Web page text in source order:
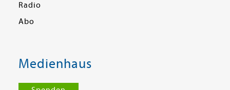
Radio
Abo
Medienhaus